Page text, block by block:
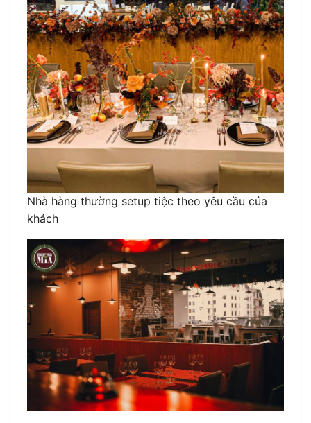
Nhà hàng thường setup tiệc theo yêu cầu của
khách